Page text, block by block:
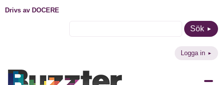
Drivs av DOCERE
Sök
Logga in